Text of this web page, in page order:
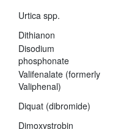
Urtica spp.
Dithianon
Disodium
phosphonate
Valifenalate (formerly
Valiphenal)
Diquat (dibromide)
Dimoxystrobin